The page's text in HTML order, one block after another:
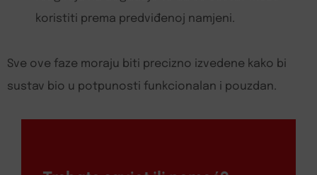
koristiti prema predviđenoj namjeni.
Sve ove faze moraju biti precizno izvedene kako bi
sustav bio u potpunosti funkcionalan i pouzdan.